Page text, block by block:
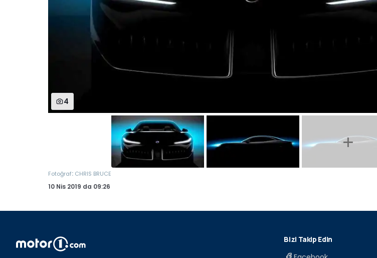
4
Fotoğraf: CHRIS BRUCE
10 Nis 2019 da 09:26
Bizi Takip Edin